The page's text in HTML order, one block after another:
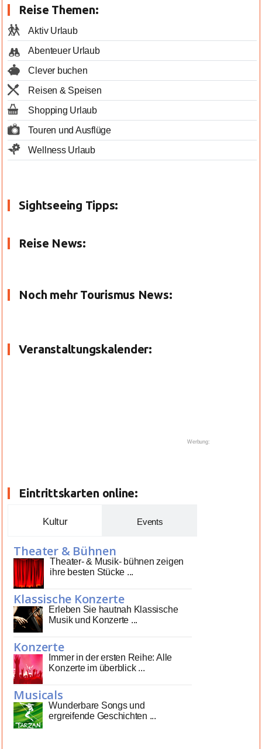
Reise Themen:
Aktiv Urlaub
Abenteuer Urlaub
Clever buchen
Reisen & Speisen
Shopping Urlaub
Touren und Ausflüge
Wellness Urlaub
Sightseeing Tipps:
Reise News:
Noch mehr Tourismus News:
Veranstaltungskalender:
Werbung:
Eintrittskarten online:
Kultur Events
Theater & Bühnen
Theater- & Musik- bühnen zeigen
ihre besten Stücke ...
Klassische Konzerte
Erleben Sie hautnah Klassische
Musik und Konzerte ...
Konzerte
Immer in der ersten Reihe: Alle
Konzerte im überblick ...
Musicals
Wunderbare Songs und
ergreifende Geschichten ...